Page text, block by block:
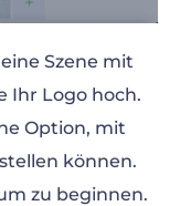
Szene mit
Ihr Logo hoch.
Option, mit
können.
zu beginnen.